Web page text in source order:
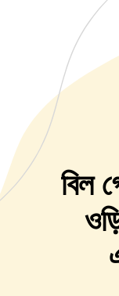
বিল